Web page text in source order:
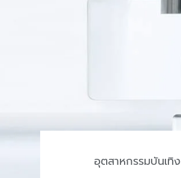
อุตสาหกรรมบันเทิง